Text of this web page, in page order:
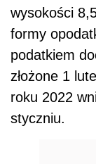
wysokości
formy
podatkiem
złożone 1
roku 2022
styczniu.